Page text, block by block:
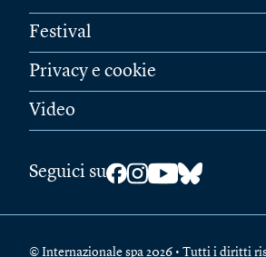
Festival
Privacy e cookie
Video
Seguici su
© Internazionale spa 2026 • Tutti i diritti